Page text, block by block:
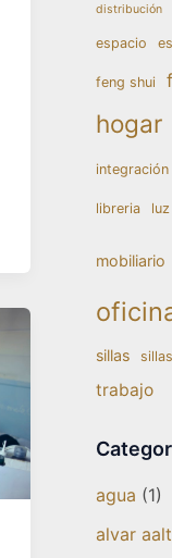
distribución
espacio
feng shui
hogar
integración
libreria luz
mobiliario
sillas
trabajo
agua (1)
alvar